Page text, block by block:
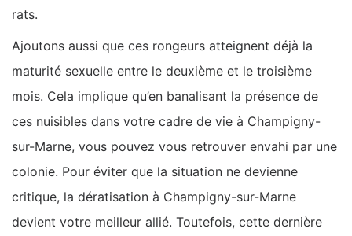
rats.
Ajoutons aussi que ces rongeurs atteignent déjà la
maturité sexuelle entre le deuxième et le troisième
mois. Cela implique qu’en banalisant la présence de
ces nuisibles dans votre cadre de vie à Champigny-
sur-Marne, vous pouvez vous retrouver envahi par une
colonie. Pour éviter que la situation ne devienne
critique, la dératisation à Champigny-sur-Marne
devient votre meilleur allié. Toutefois, cette dernière